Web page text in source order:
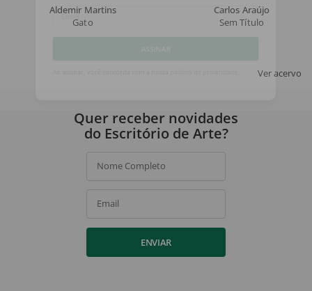
Aldemir Martins
Gato
Carlos Araújo
Sem Título
Ver acervo
Quer receber novidades
do Escritório de Arte?
Nome Completo
Email
ENVIAR